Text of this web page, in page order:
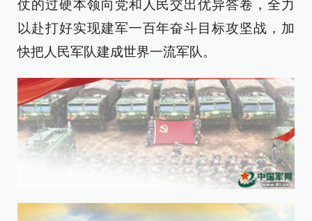
仗的过硬本领向党和人民交出优异答卷，全力
以赴打好实现建军一百年奋斗目标攻坚战，加
快把人民军队建成世界一流军队。